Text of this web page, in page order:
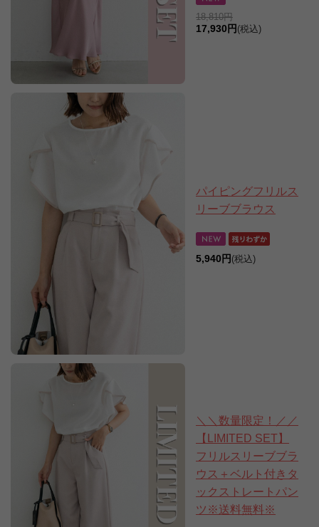
18,810円
17,930円 (税込)
パイピングフリルス
リーブブラウス
5,940円 (税込)
＼＼数量限定！／／
【LIMITED SET】
フリルスリーブブラ
ウス＋ベルト付きタ
ックストレートパン
ツ※送料無料※